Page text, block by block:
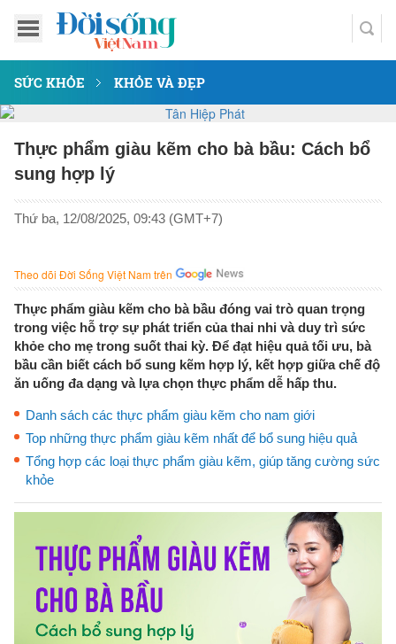
SỨC KHỎE KHỎE VÀ ĐẸP
Thực phẩm giàu kẽm cho bà bầu: Cách bổ
sung hợp lý
Thứ ba, 12/08/2025, 09:43 (GMT+7)
Theo dõi Đời Sống Việt Nam trên
Thực phẩm giàu kẽm cho bà bầu đóng vai trò quan trọng
trong việc hỗ trợ sự phát triển của thai nhi và duy trì sức
khỏe cho mẹ trong suốt thai kỳ. Để đạt hiệu quả tối ưu, bà
bầu cần biết cách bổ sung kẽm hợp lý, kết hợp giữa chế độ
ăn uống đa dạng và lựa chọn thực phẩm dễ hấp thu.
Danh sách các thực phẩm giàu kẽm cho nam giới
Top những thực phẩm giàu kẽm nhất để bổ sung hiệu quả
Tổng hợp các loại thực phẩm giàu kẽm, giúp tăng cường sức
khỏe